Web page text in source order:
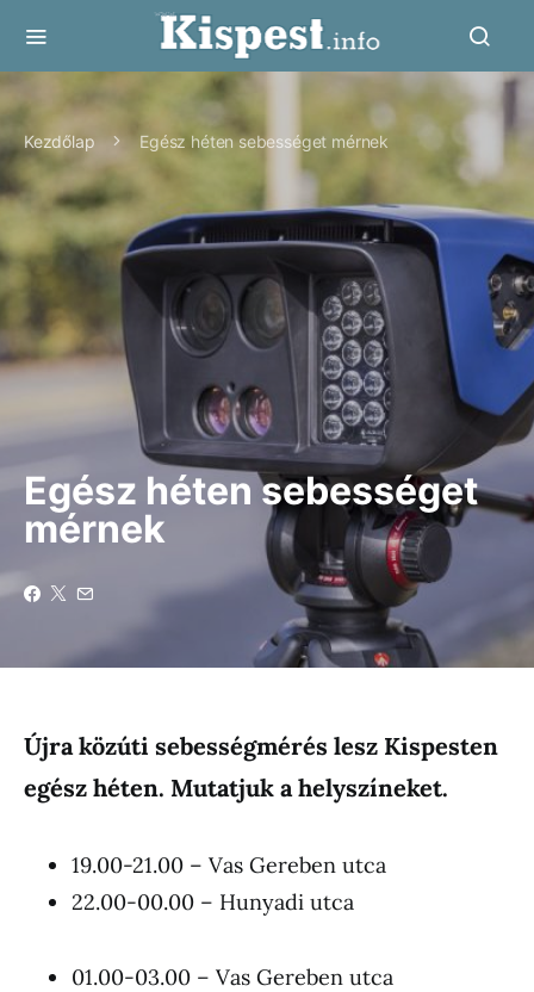
Kezdőlap Egész héten sebességet mérnek
Egész héten sebességet
mérnek
Újra közúti sebességmérés lesz Kispesten
egész héten. Mutatjuk a helyszíneket.
19.00-21.00 – Vas Gereben utca
22.00-00.00 – Hunyadi utca
01.00-03.00 – Vas Gereben utca